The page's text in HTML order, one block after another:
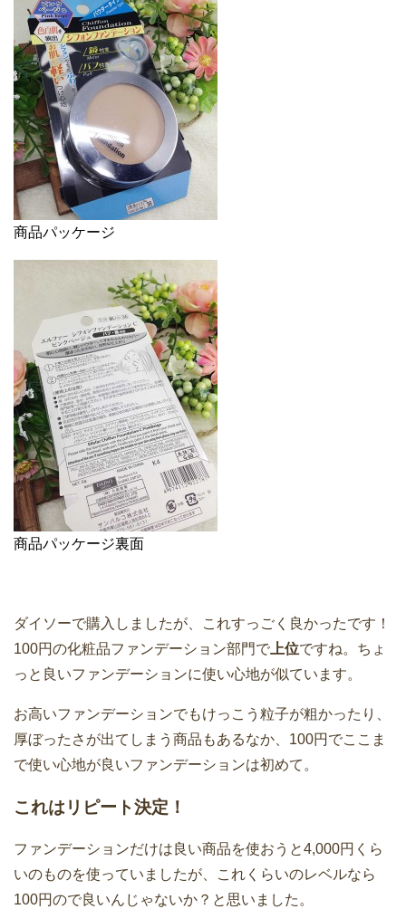
商品パッケージ
商品パッケージ裏面
ダイソーで購入しましたが、これすっごく良かったです！
100円の化粧品ファンデーション部門で 上位ですね。ちょ
っと良いファンデーションに使い心地が似ています。
お高いファンデーションでもけっこう粒子が粗かったり、
厚ぼったさが出てしまう商品もあるなか、100円でここま
で使い心地が良いファンデーションは初めて。
これはリピート決定！
ファンデーションだけは良い商品を使おうと4,000円くら
いのものを使っていましたが、これくらいのレベルなら
100円ので良いんじゃないか？と思いました。